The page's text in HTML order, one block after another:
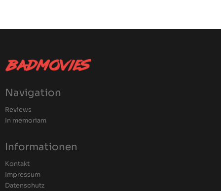
Navigation
Reviews
In memoriam
Informationen
Kontakt
Impressum
Datenschutz